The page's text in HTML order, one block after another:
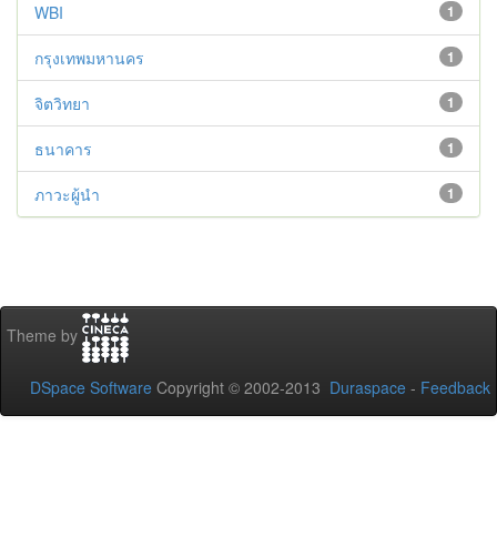
1
WBI
1
กรุงเทพมหานคร
1
จิตวิทยา
1
ธนาคาร
1
ภาวะผู้นำ
Theme by
DSpace Software Copyright © 2002-2013 Duraspace - Feedback